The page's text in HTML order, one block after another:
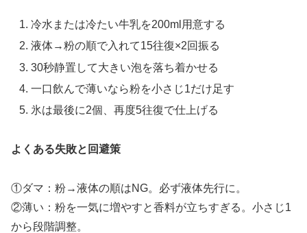
冷水または冷たい牛乳を200ml用意する
液体→粉の順で入れて15往復×2回振る
30秒静置して大きい泡を落ち着かせる
一口飲んで薄いなら粉を小さじ1だけ足す
氷は最後に2個、再度5往復で仕上げる
よくある失敗と回避策
①ダマ：粉→液体の順はNG。必ず液体先行に。
②薄い：粉を一気に増やすと香料が立ちすぎる。小さじ1
から段階調整。